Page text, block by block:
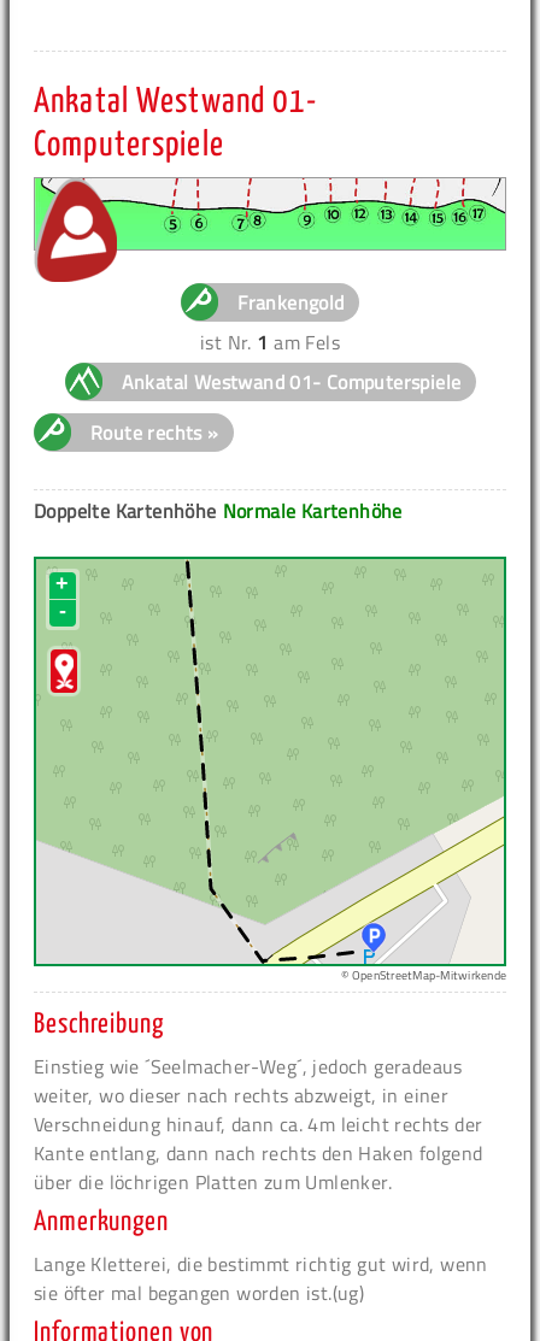
Ankatal Westwand 01-
Computerspiele
Frankengold
ist Nr. 1 am Fels
Ankatal Westwand 01- Computerspiele
Route rechts »
Normale Kartenhöhe
Doppelte Kartenhöhe
+
-
© OpenStreetMap-Mitwirkende
Beschreibung
Einstieg wie ´Seelmacher-Weg´, jedoch geradeaus
weiter, wo dieser nach rechts abzweigt, in einer
Verschneidung hinauf, dann ca. 4m leicht rechts der
Kante entlang, dann nach rechts den Haken folgend
über die löchrigen Platten zum Umlenker.
Anmerkungen
Lange Kletterei, die bestimmt richtig gut wird, wenn
sie öfter mal begangen worden ist.(ug)
Informationen von